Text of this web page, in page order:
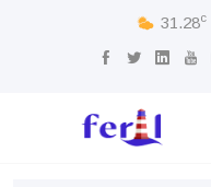
31.28c